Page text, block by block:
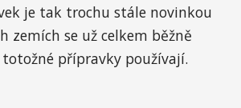
je tak trochu stále novinkou
zemích se už celkem běžně
přípravky používají.